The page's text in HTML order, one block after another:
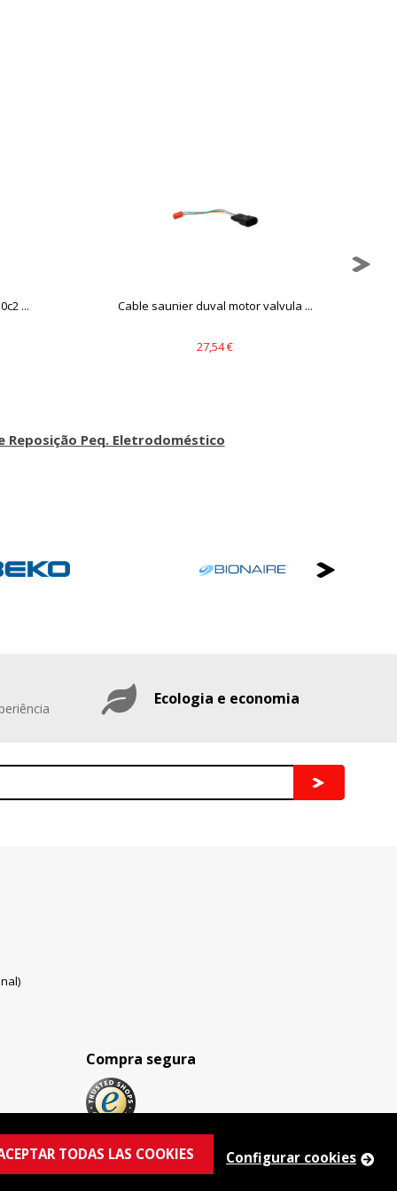
... Cable saunier duval motor valvula ...
27,54 €
Reposição Peq. Eletrodoméstico
Ecologia e economia
Compra segura
TODAS LAS COOKIES Configurar cookies